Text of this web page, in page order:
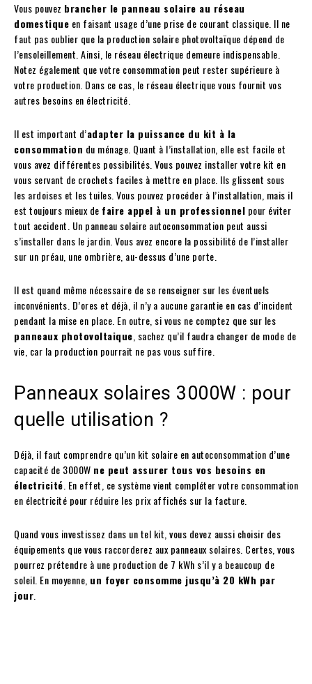
Vous pouvez brancher le panneau solaire au réseau
domestique en faisant usage d’une prise de courant classique. Il ne
faut pas oublier que la production solaire photovoltaïque dépend de
l’ensoleillement. Ainsi, le réseau électrique demeure indispensable.
Notez également que votre consommation peut rester supérieure à
votre production. Dans ce cas, le réseau électrique vous fournit vos
autres besoins en électricité.
Il est important d’adapter la puissance du kit à la
consommation du ménage. Quant à l’installation, elle est facile et
vous avez différentes possibilités. Vous pouvez installer votre kit en
vous servant de crochets faciles à mettre en place. Ils glissent sous
les ardoises et les tuiles. Vous pouvez procéder à l’installation, mais il
est toujours mieux de faire appel à un professionnel pour éviter
tout accident. Un panneau solaire autoconsommation peut aussi
s’installer dans le jardin. Vous avez encore la possibilité de l’installer
sur un préau, une ombrière, au-dessus d’une porte.
Il est quand même nécessaire de se renseigner sur les éventuels
inconvénients. D’ores et déjà, il n’y a aucune garantie en cas d’incident
pendant la mise en place. En outre, si vous ne comptez que sur les
panneaux photovoltaique , sachez qu’il faudra changer de mode de
vie, car la production pourrait ne pas vous suffire.
Panneaux solaires 3000W : pour
quelle utilisation ?
Déjà, il faut comprendre qu’un kit solaire en autoconsommation d’une
capacité de 3000W ne peut assurer tous vos besoins en
électricité . En effet, ce système vient compléter votre consommation
en électricité pour réduire les prix affichés sur la facture.
Quand vous investissez dans un tel kit, vous devez aussi choisir des
équipements que vous raccorderez aux panneaux solaires. Certes, vous
pourrez prétendre à une production de 7 kWh s’il y a beaucoup de
soleil. En moyenne, un foyer consomme jusqu’à 20 kWh par
jour